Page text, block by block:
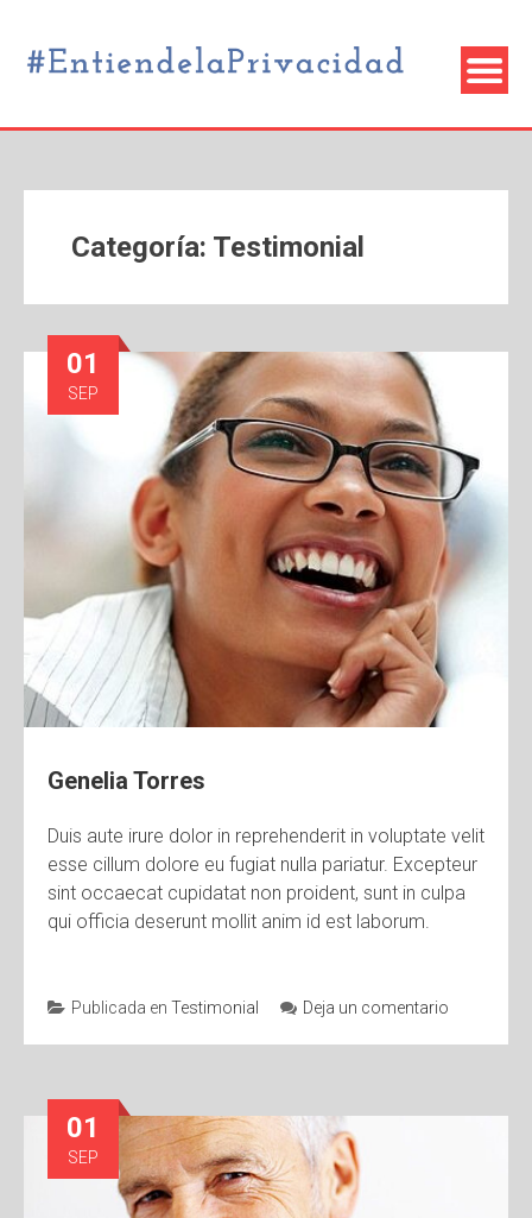
Categoría: Testimonial
01
SEP
Genelia Torres
Duis aute irure dolor in reprehenderit in voluptate velit
esse cillum dolore eu fugiat nulla pariatur. Excepteur
sint occaecat cupidatat non proident, sunt in culpa
qui officia deserunt mollit anim id est laborum.
Publicada en Testimonial Deja un comentario
01
SEP